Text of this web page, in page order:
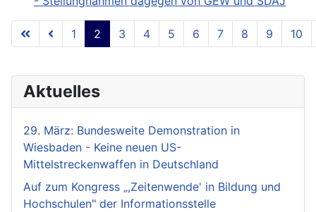
Seite 2 von 18
1 2 3 4 5 6 7 8 9 10
Aktuelles
29. März: Bundesweite Demonstration in
Wiesbaden - Keine neuen US-
Mittelstreckenwaffen in Deutschland
Auf zum Kongress „,Zeitenwende' in Bildung und
Hochschulen" der Informationsstelle